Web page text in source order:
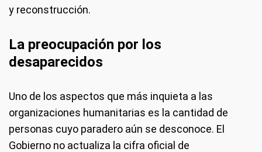
y reconstrucción.
La preocupación por los
desaparecidos
Uno de los aspectos que más inquieta a las
organizaciones humanitarias es la cantidad de
personas cuyo paradero aún se desconoce. El
Gobierno no actualiza la cifra oficial de